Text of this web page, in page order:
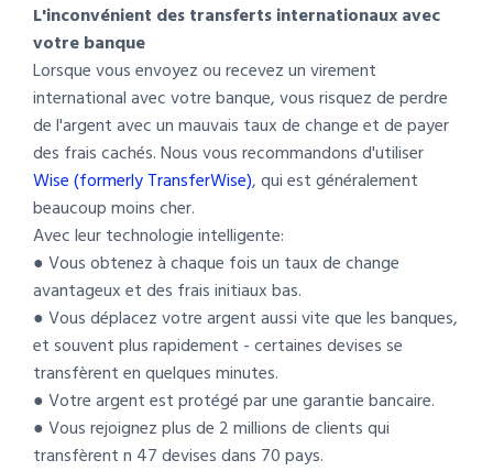
L'inconvénient des transferts internationaux avec
votre banque
Lorsque vous envoyez ou recevez un virement
international avec votre banque, vous risquez de perdre
de l'argent avec un mauvais taux de change et de payer
des frais cachés. Nous vous recommandons d'utiliser
Wise (formerly TransferWise), qui est généralement
beaucoup moins cher.
Avec leur technologie intelligente:
● Vous obtenez à chaque fois un taux de change
avantageux et des frais initiaux bas.
● Vous déplacez votre argent aussi vite que les banques,
et souvent plus rapidement - certaines devises se
transfèrent en quelques minutes.
● Votre argent est protégé par une garantie bancaire.
● Vous rejoignez plus de 2 millions de clients qui
transfèrent n 47 devises dans 70 pays.